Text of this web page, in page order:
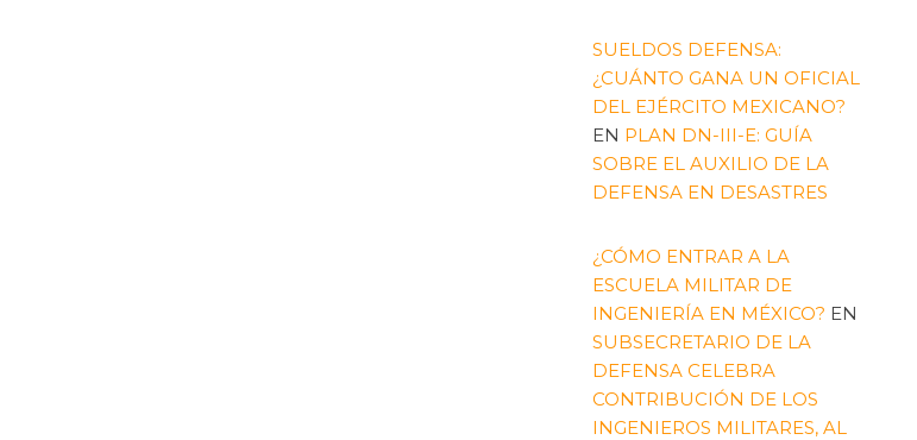
SUELDOS DEFENSA:
¿CUÁNTO GANA UN OFICIAL
DEL EJÉRCITO MEXICANO?
EN PLAN DN-III-E: GUÍA
SOBRE EL AUXILIO DE LA
DEFENSA EN DESASTRES
¿CÓMO ENTRAR A LA
ESCUELA MILITAR DE
INGENIERÍA EN MÉXICO? EN
SUBSECRETARIO DE LA
DEFENSA CELEBRA
CONTRIBUCIÓN DE LOS
INGENIEROS MILITARES, AL